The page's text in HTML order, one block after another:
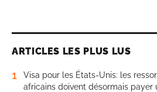
ARTICLES LES PLUS LUS
1
Visa pour les États-Unis: les
africains doivent désormais payer